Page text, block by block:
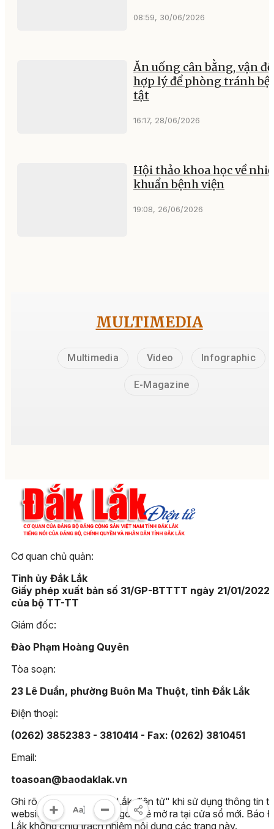
08:59, 30/06/2026
Ăn uống cân bằng, vận
hợp lý để phòng tránh
tật
16:17, 28/06/2026
Hội thảo khoa học về
khuẩn bệnh viện
19:08, 26/06/2026
MULTIMEDIA
Multimedia Video Infographic
E-Magazine
Cơ quan chủ quản:
Tỉnh ủy Đắk Lắk
Giấy phép xuất bản số 31/GP-BTTTT ngày 21/01/2022
của bộ TT-TT
Giám đốc:
Đào Phạm Hoàng Quyên
Tòa soạn:
23 Lê Duẩn, phường Buôn Ma Thuột, tỉnh Đắk Lắk
Điện thoại:
(0262) 3852383 - 3810414 - Fax: (0262) 3810451
Email:
toasoan@baodaklak.vn
Ghi rõ nguồn "Báo Đắk Lắk điện tử" khi sử dụng thông tin
website này. Các trang ngoài sẽ mở ra tại cửa sổ mới. Báo
Lắk không chịu trách nhiệm nội dung các trang này.